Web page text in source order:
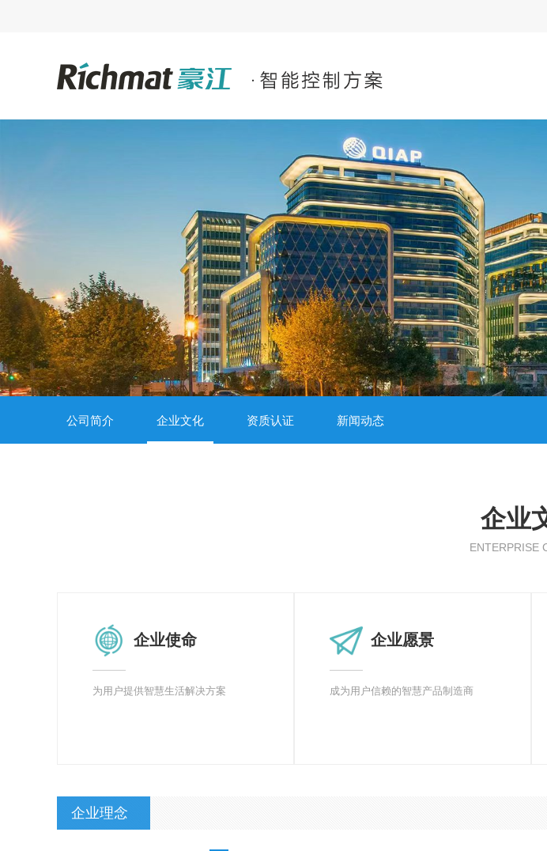
公司简介 企业文化 资质认证 新闻动态
企业
ENTERPRISE
企业使命
为用户提供智慧生活解决方案
企业愿景
成为用户信赖的智慧产品制造商
企业理念